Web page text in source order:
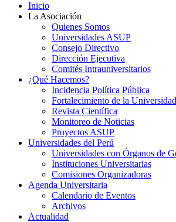
Inicio
La Asociación
Quienes Somos
Universidades ASUP
Consejo Directivo
Dirección Ejecutiva
Comités Intrauniversitarios
¿Qué Hacemos?
Incidencia Política Pública
Fortalecimiento de la
Revista Científica
Monitoreo de Noticias
Proyectos ASUP
Universidades del Perú
Universidades con Órganos de
Instituciones Universitarias
Comisiones Organizadoras
Agenda Universitaria
Calendario de Eventos
Archivos
Actualidad